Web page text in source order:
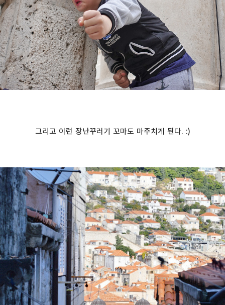
그리고 이런 장난꾸러기 꼬마도 마주치게 된다. :)